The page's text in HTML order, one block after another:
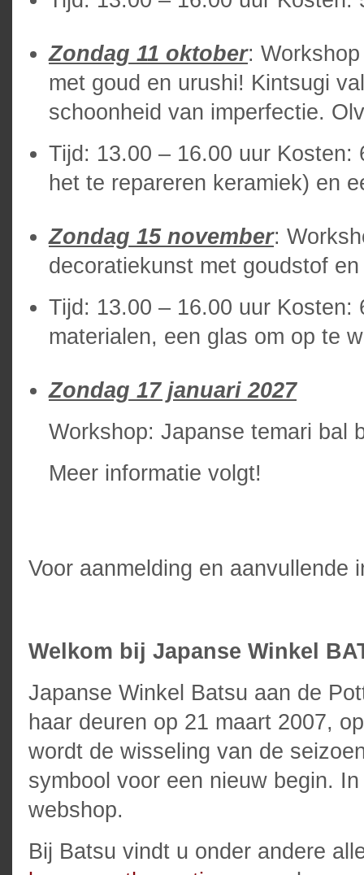
Zondag 11 oktober:
met goud en urushi! Kintsugi
schoonheid van imperfectie.
Tijd: 13.00 – 16.00 uur Kosten:
het te repareren keramiek) en
Zondag 15 november:
decoratiekunst met goudstof
Tijd: 13.00 – 16.00 uur
materialen, een glas om op te
Zondag 17 januari 2027
Workshop: Japanse temari bal
Meer informatie volgt!
Voor aanmelding en
Welkom bij Japanse Winkel
Japanse Winkel Batsu aan de
haar deuren op 21 maart 2007,
wordt de wisseling van de
symbool voor een nieuw begin.
webshop.
Bij Batsu vindt u onder andere